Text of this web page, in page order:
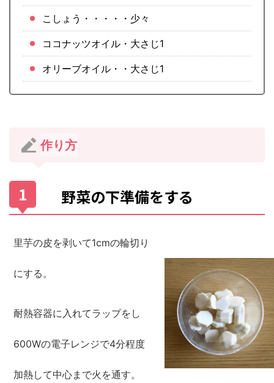
こしょう・・・・・少々
ココナッツオイル・大さじ1
オリーブオイル・・大さじ1
作り方
野菜の下準備をする
里芋の皮を剥いて1cmの輪切り
にする。
耐熱容器に入れてラップをし
600Wの電子レンジで4分程度
加熱して中心まで火を通す。